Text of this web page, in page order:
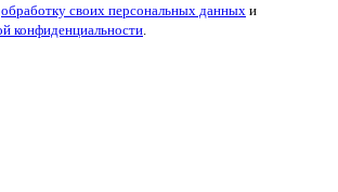
обработку своих персональных данных и
конфиденциальности